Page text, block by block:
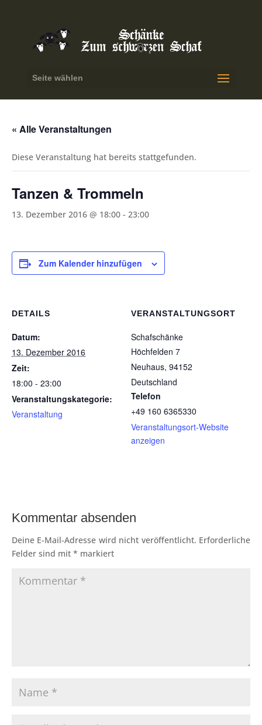
Seite wählen
« Alle Veranstaltungen
Diese Veranstaltung hat bereits stattgefunden.
Tanzen & Trommeln
13. Dezember 2016 @ 18:00 - 23:00
Zum Kalender hinzufügen
DETAILS
Datum:
13. Dezember 2016
Zeit:
18:00 - 23:00
Veranstaltungskategorie:
Veranstaltung
VERANSTALTUNGSORT
Schafschänke
Höchfelden 7
Neuhaus, 94152
Deutschland
Telefon
+49 160 6365330
Veranstaltungsort-Website
anzeigen
Kommentar absenden
Deine E-Mail-Adresse wird nicht veröffentlicht. Erforderliche
Felder sind mit * markiert